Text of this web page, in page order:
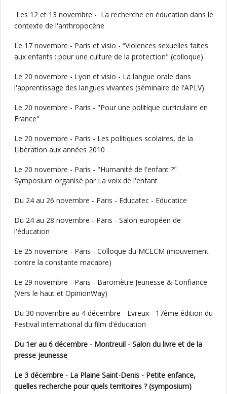
Les 12 et 13 novembre - La recherche en éducation dans le
contexte de l'anthropocène
Le 17 novembre - Paris et visio - “Violences sexuelles faites
aux enfants : pour une culture de la protection" (colloque)
Le 20 novembre - Lyon et visio - La langue orale dans
l'apprentissage des langues vivantes (séminaire de l'APLV)
Le 20 novembre - Paris - "Pour une politique curriculaire en
France"
Le 20 novembre - Paris - Les politiques scolaires, de la
Libération aux années 2010
Le 20 novembre - Paris - "Humanité de l'enfant ?"
Symposium organisé par La voix de l'enfant
Du 24 au 26 novembre - Paris - Educatec - Educatice
Du 24 au 28 novembre - Paris - Salon européen de
l'éducation
Le 25 novembre - Paris - Colloque du MCLCM (mouvement
contre la constante macabre)
Le 29 novembre - Paris - Baromètre Jeunesse & Confiance
(Vers le haut et OpinionWay)
Du 30 novembre au 4 décembre - Evreux - 17ème édition du
Festival international du film d’éducation
Du 1er au 6 décembre - Montreuil - Salon du livre et de la
presse jeunesse
Le 3 décembre - La Plaine Saint-Denis - Petite enfance,
quelles recherche pour quels territoires ? (symposium)